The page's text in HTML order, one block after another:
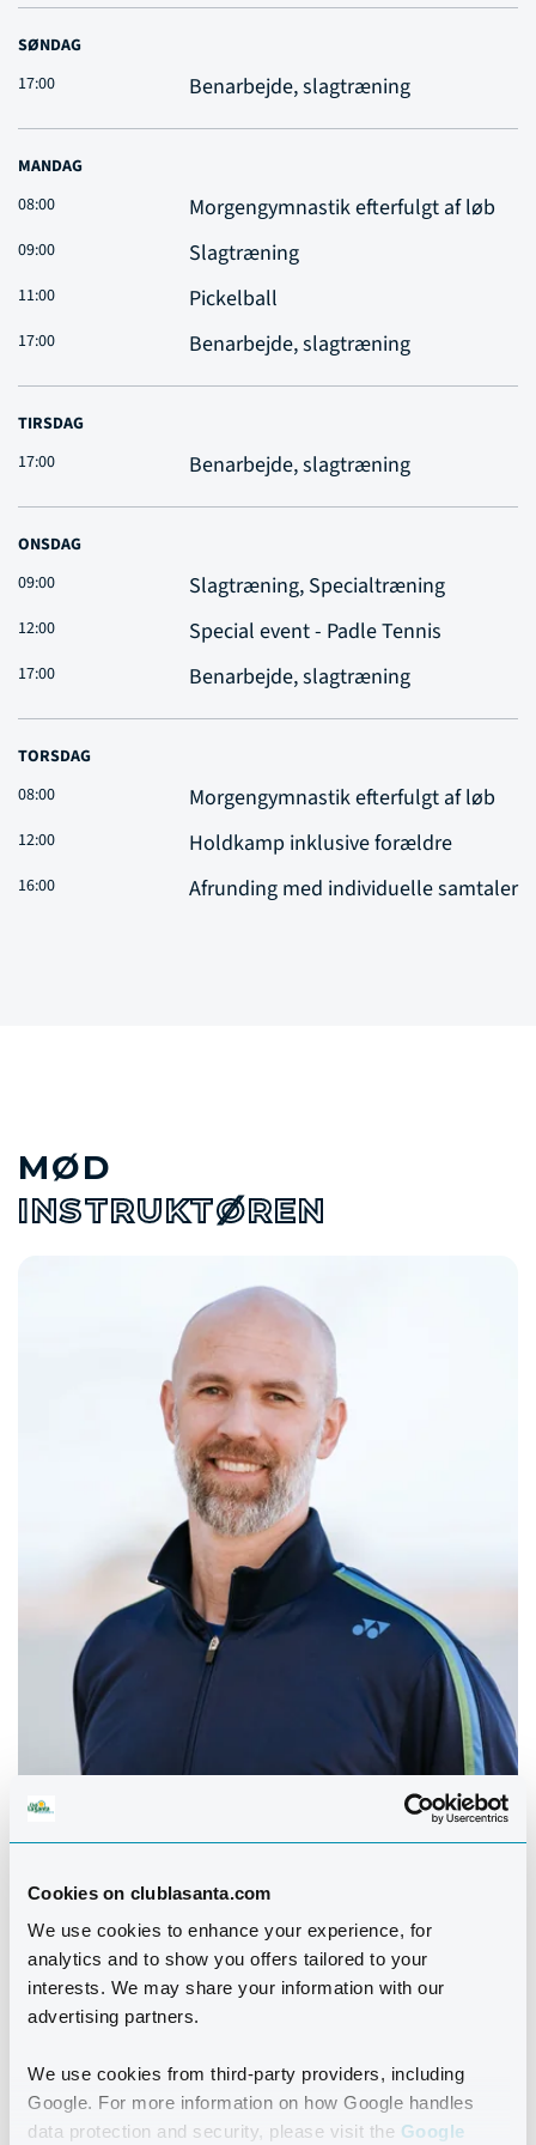
Cookies on clublasanta.com
We use cookies to enhance your experience, for
analytics and to show you offers tailored to your
interests. We may share your information with our
advertising partners.
We use cookies from third-party providers, including
Google. For more information on how Google handles
data protection and security, please visit the Google
SØNDAG
17:00
Benarbejde, slagtræning
MANDAG
08:00
Morgengymnastik efterfulgt af løb
09:00 Slagtræning
11:00 Pickelball
17:00 Benarbejde, slagtræning
TIRSDAG
17:00
Benarbejde, slagtræning
ONSDAG
09:00
Slagtræning, Specialtræning
12:00 Special event - Padle Tennis
17:00 Benarbejde, slagtræning
TORSDAG
08:00
Morgengymnastik efterfulgt af løb
12:00 Holdkamp inklusive forældre
16:00 Afrunding med individuelle samtaler
MØD
INSTRUKTØREN
Morten Hemmersamer 42 år, har læst Idræt i 3 år på
Aarhus Universitet og har de sidste 15 år arbejdet på
fuld tid som badmintontræner.
I de 15 år har har arbejdet som ungdomslandstræner
for U13-spillere, undervist på idrætshøjskolen og
universitetet i Aarhus, været cheftræner for
ungdomsafdelingerne i Højbjerg, Randers, Aarhus AB